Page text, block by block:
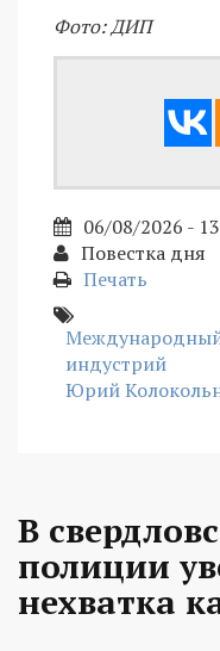
Фото: ДИП
06/08/2026 -
Повестка дня
Печать
индустрий
Юрий
В
полиции
нехватка